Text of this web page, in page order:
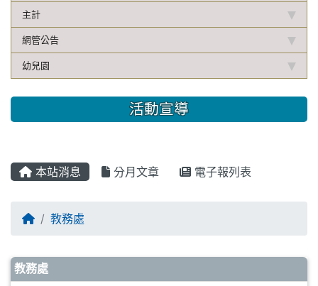
主計
網管公告
幼兒園
活動宣導
本站消息 分月文章 電子報列表
教務處
文章列表
教務處